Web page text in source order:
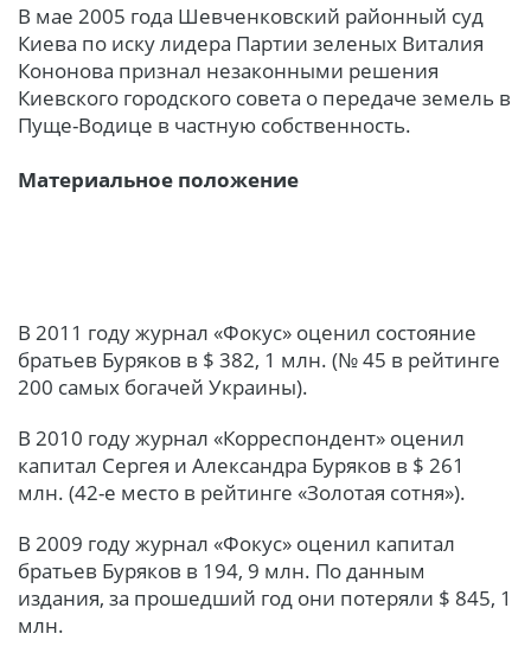
В мае 2005 года Шевченковский районный суд
Киева по иску лидера Партии зеленых Виталия
Кононова признал незаконными решения
Киевского городского совета о передаче земель в
Пуще-Водице в частную собственность.
Материальное положение
В 2011 году журнал «Фокус» оценил состояние
братьев Буряков в $ 382, 1 млн. (№ 45 в рейтинге
200 самых богачей Украины).
В 2010 году журнал «Корреспондент» оценил
капитал Сергея и Александра Буряков в $ 261
млн. (42-е место в рейтинге «Золотая сотня»).
В 2009 году журнал «Фокус» оценил капитал
братьев Буряков в 194, 9 млн. По данным
издания, за прошедший год они потеряли $ 845, 1
млн.